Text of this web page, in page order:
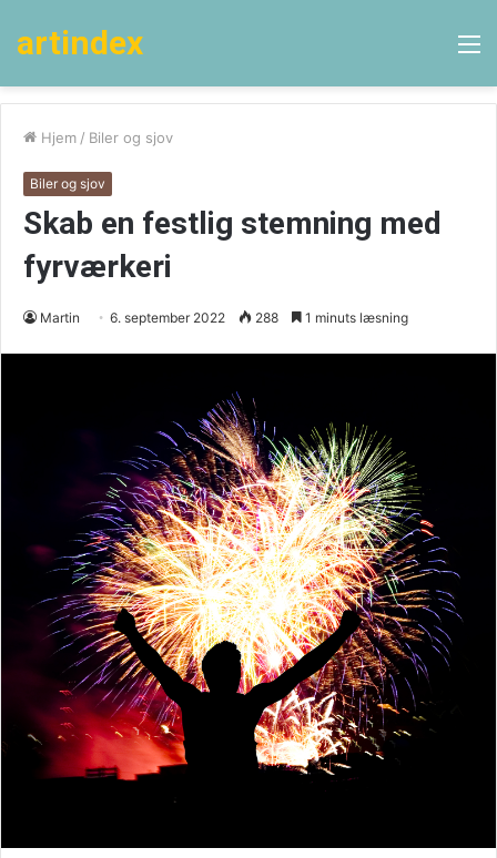
artindex
Hjem / Biler og sjov
Biler og sjov
Skab en festlig stemning med
fyrværkeri
Martin 6. september 2022 288 1 minuts læsning